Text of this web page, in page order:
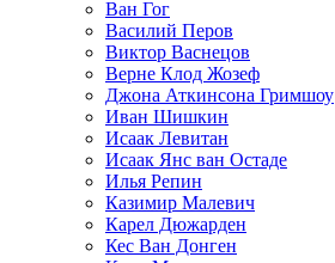
Ван Гог
Василий Перов
Виктор Васнецов
Верне Клод Жозеф
Джона Аткинсона Гримшоу
Иван Шишкин
Исаак Левитан
Исаак Янс ван Остаде
Илья Репин
Казимир Малевич
Карел Дюжарден
Кес Ван Донген